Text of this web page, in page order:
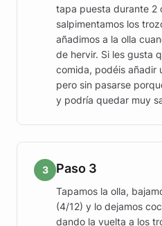
tapa puesta durante 2
salpimentamos los
añadimos a la olla
de hervir. Si les gusta
comida, podéis añadir
pero sin pasarse
y podría quedar muy
3 Paso 3
Tapamos la olla,
(4/12) y lo dejamos
dando la vuelta a los